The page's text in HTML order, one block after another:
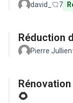
david_ 7
Réduction
Pierre Jullien
🌻